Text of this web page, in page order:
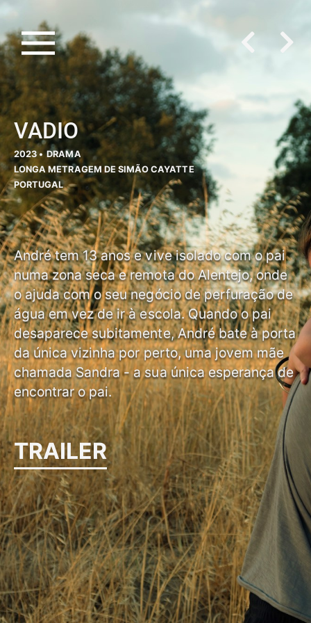
VADIO
2023 • DRAMA
LONGA METRAGEM DE SIMÃO CAYATTE
PORTUGAL
André tem 13 anos e vive isolado com o pai
numa zona seca e remota do Alentejo, onde
o ajuda com o seu negócio de perfuração de
água em vez de ir à escola. Quando o pai
desaparece subitamente, André bate à porta
da única vizinha por perto, uma jovem mãe
chamada Sandra - a sua única esperança de
encontrar o pai.
TRAILER